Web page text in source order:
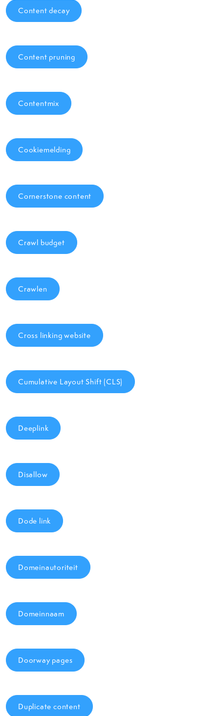
Content decay
Content pruning
Contentmix
Cookiemelding
Cornerstone content
Crawl budget
Crawlen
Cross linking website
Cumulative Layout Shift (CLS)
Deeplink
Disallow
Dode link
Domeinautoriteit
Domeinnaam
Doorway pages
Duplicate content